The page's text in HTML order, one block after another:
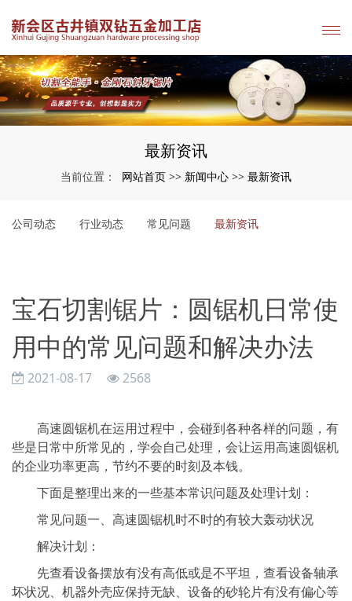
最新资讯
当前位置： 网站首页 >> 新闻中心 >> 最新资讯
公司动态 行业动态 常见问题 最新资讯
宝石切割锯片：圆锯机日常使
用中的常见问题和解决办法
2021-08-17 2568
高速圆锯机在运用过程中，会碰到各种各样的问题，有
些是日常中所常见的，学会自己处理，会让运用高速圆锯机
的企业功率更高，节约不要的时刻及本钱。
下面是整理出来的一些基本常识问题及处理计划：
常见问题一、高速圆锯机时不时的有较大轰动状况
解决计划：
先查看设备摆放有没有高低或是不平坦，查看设备轴承
坏状况、机器外壳应保持无缺、设备的砂轮片有没有偏心等